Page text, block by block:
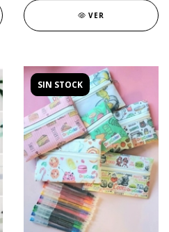
VER
SIN STOCK